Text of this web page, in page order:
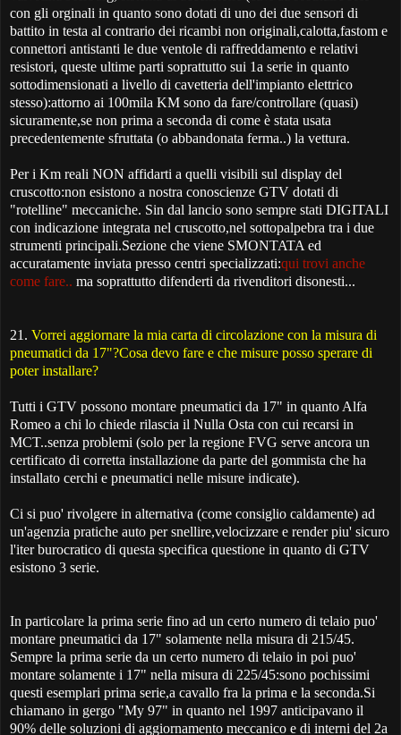
con gli orginali in quanto sono dotati di uno dei due sensori di
battito in testa al contrario dei ricambi non originali,calotta,fastom e
connettori antistanti le due ventole di raffreddamento e relativi
resistori, queste ultime parti soprattutto sui 1a serie in quanto
sottodimensionati a livello di cavetteria dell'impianto elettrico
stesso):attorno ai 100mila KM sono da fare/controllare (quasi)
sicuramente,se non prima a seconda di come è stata usata
precedentemente sfruttata (o abbandonata ferma..) la vettura.
Per i Km reali NON affidarti a quelli visibili sul display del
cruscotto:non esistono a nostra conoscienze GTV dotati di
"rotelline" meccaniche. Sin dal lancio sono sempre stati DIGITALI
con indicazione integrata nel cruscotto,nel sottopalpebra tra i due
strumenti principali.Sezione che viene SMONTATA ed
accuratamente inviata presso centri specializzati:qui trovi anche
come fare.. ma soprattutto difenderti da rivenditori disonesti...
21. Vorrei aggiornare la mia carta di circolazione con la misura di
pneumatici da 17"?Cosa devo fare e che misure posso sperare di
poter installare?
Tutti i GTV possono montare pneumatici da 17" in quanto Alfa
Romeo a chi lo chiede rilascia il Nulla Osta con cui recarsi in
MCT..senza problemi (solo per la regione FVG serve ancora un
certificato di corretta installazione da parte del gommista che ha
installato cerchi e pneumatici nelle misure indicate).
Ci si puo' rivolgere in alternativa (come consiglio caldamente) ad
un'agenzia pratiche auto per snellire,velocizzare e render piu' sicuro
l'iter burocratico di questa specifica questione in quanto di GTV
esistono 3 serie.
In particolare la prima serie fino ad un certo numero di telaio puo'
montare pneumatici da 17" solamente nella misura di 215/45.
Sempre la prima serie da un certo numero di telaio in poi puo'
montare solamente i 17" nella misura di 225/45:sono pochissimi
questi esemplari prima serie,a cavallo fra la prima e la seconda.Si
chiamano in gergo "My 97" in quanto nel 1997 anticipavano il
90% delle soluzioni di aggiornamento meccanico e di interni del 2a